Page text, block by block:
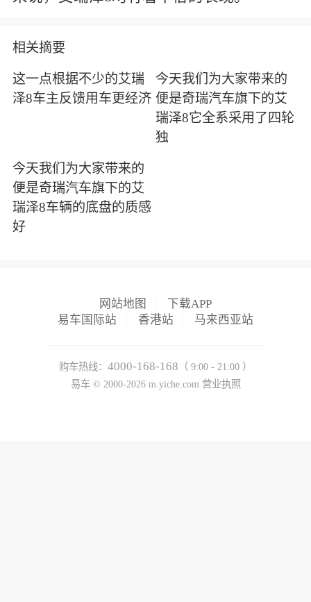
相关摘要
这一点根据不少的艾瑞
泽8车主反馈用车更经济
今天我们为大家带来的
便是奇瑞汽车旗下的艾
瑞泽8它全系采用了四轮
独
今天我们为大家带来的
便是奇瑞汽车旗下的艾
瑞泽8车辆的底盘的质感
好
网站地图
下载APP
易车国际站
香港站 马来西亚站
购车热线： 4000-168-168 （ 9:00 - 21:00 ）
易车 © 2000-2026m.yiche.com 营业执照